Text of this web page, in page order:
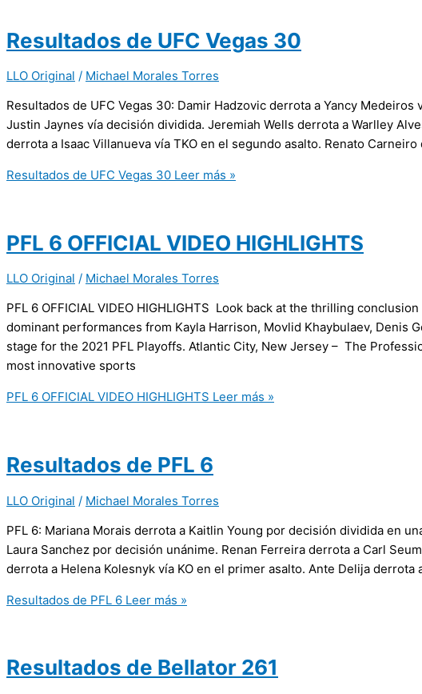
Resultados de UFC Vegas 30
LLO Original / Michael Morales Torres
Resultados de UFC Vegas 30: Damir Hadzovic derrota a Yancy
Justin Jaynes vía decisión dividida. Jeremiah Wells derrota a Warlley
derrota a Isaac Villanueva vía TKO en el segundo asalto. Renato
Resultados de UFC Vegas 30 Leer más »
PFL 6 OFFICIAL VIDEO HIGHLIGHTS
LLO Original / Michael Morales Torres
PFL 6 OFFICIAL VIDEO HIGHLIGHTS Look back at the thrilling
dominant performances from Kayla Harrison, Movlid Khaybulaev, Denis
stage for the 2021 PFL Playoffs. Atlantic City, New Jersey – The
most innovative sports
PFL 6 OFFICIAL VIDEO HIGHLIGHTS Leer más »
Resultados de PFL 6
LLO Original / Michael Morales Torres
PFL 6: Mariana Morais derrota a Kaitlin Young por decisión dividida en
Laura Sanchez por decisión unánime. Renan Ferreira derrota a Carl
derrota a Helena Kolesnyk vía KO en el primer asalto. Ante Delija derrota
Resultados de PFL 6 Leer más »
Resultados de Bellator 261